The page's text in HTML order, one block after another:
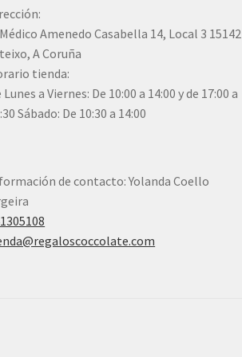
Amenedo Casabella 14, Local 3 15142
A Coruña
tienda:
Lunes a Viernes: De 10:00 a 14:00 y de 17:00 a
Sábado: De 10:30 a 14:00
de contacto: Yolanda Coello